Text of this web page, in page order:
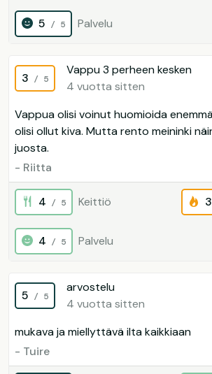
5 / 5 Palvelu
3 / 5
Vappu 3 perheen kesken
4 vuotta sitten
Vappua olisi voinut huomioida
olisi ollut kiva. Mutta rento meininki
juosta.
- Riitta
4 / 5 Keittiö 3
4 / 5 Palvelu
5 / 5
arvostelu
4 vuotta sitten
mukava ja miellyttävä ilta kaikkiaan
- Tuire